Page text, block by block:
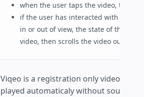
when the user taps the video, the
if the user has interacted with the
in or out of view, the state of the
video, then scrolls the video out of
Viqeo is a registration only video
played automaticaly without sound